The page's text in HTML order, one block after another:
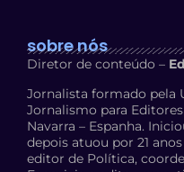
sobre nós
Diretor de conteúdo –
Jornalista formado pela
Jornalismo para
Navarra – Espanha.
depois atuou por 21
editor de Política,